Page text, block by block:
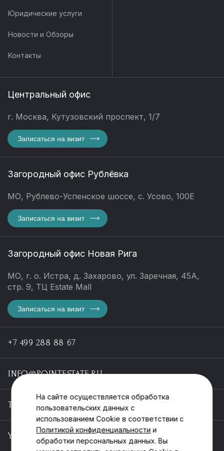
Юридические услуги
Новости и Обзоры
Контакты
Центральный офис
г. Москва, Кутузовский проспект, 1/7
Записаться на визит
Загородный офис Рублёвка
МО, Рублево-Успенское шоссе, с. Усово, 100Е
Записаться на визит
Загородный офис Новая Рига
МО, г. о. Истра, д. Захарово, ул. Заречная, 45А,
стр. 9, ТЦ Estate Mall
Записаться на визит
+7 499 288 88 67
INFO@POINTESTATE.RU
TELEGRAM
YOUTUBE
На сайте осуществляется обработка
пользовательских данных с
использованием Cookie в соответствии с
Политикой конфиденциальности и
обработки персональных данных. Вы